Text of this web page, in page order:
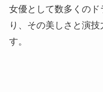
女優として数多くの
り、その美しさと演
す。